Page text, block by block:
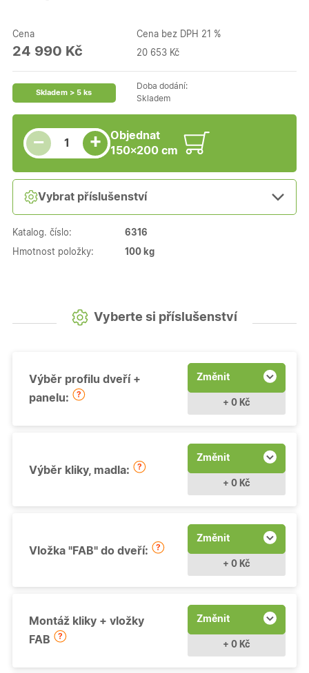
Cena
24 990 Kč
Cena bez DPH 21 %
20 653 Kč
Skladem > 5 ks
Doba dodání:
Skladem
−
Snížit množství
Počet kusů +
Zvýšit množství
Objednat
150×200 cm
Vybrat příslušenství
Katalog. číslo: 6316
Hmotnost položky: 100 kg
Vyberte si příslušenství
Výběr profilu dveří +
panelu:
Změnit
+ 0 Kč
Výběr kliky, madla:
Změnit
+ 0 Kč
Vložka "FAB" do dveří:
Změnit
+ 0 Kč
Montáž kliky + vložky
FAB
Změnit
+ 0 Kč